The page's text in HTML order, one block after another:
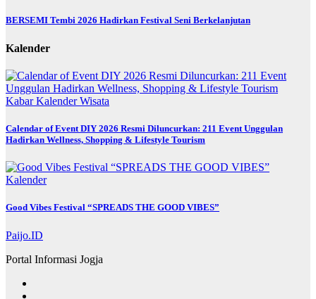
BERSEMI Tembi 2026 Hadirkan Festival Seni Berkelanjutan
Kalender
KabarKalenderWisata
Calendar of Event DIY 2026 Resmi Diluncurkan: 211 Event Unggulan
Hadirkan Wellness, Shopping & Lifestyle Tourism
Kalender
Good Vibes Festival “SPREADS THE GOOD VIBES”
Paijo.ID
Portal Informasi Jogja